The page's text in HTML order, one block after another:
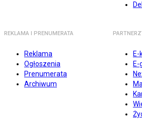
REKLAMA I PRENUMERATA
Reklama
Ogłoszenia
Prenumerata
Archiwum
E-
E-